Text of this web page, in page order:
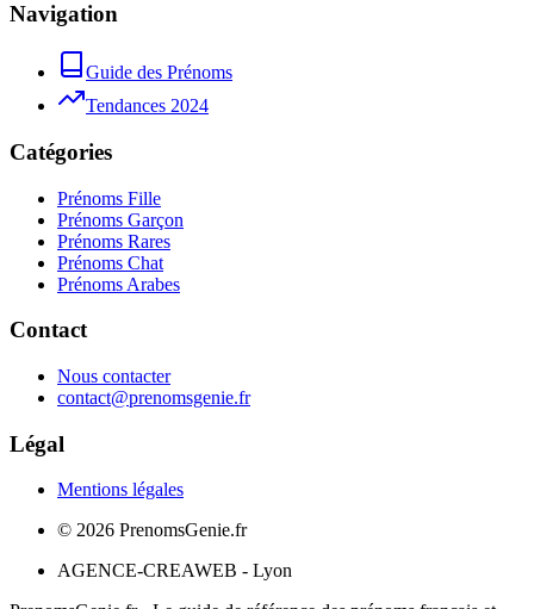
Navigation
Guide des Prénoms
Tendances 2024
Catégories
Prénoms Fille
Prénoms Garçon
Prénoms Rares
Prénoms Chat
Prénoms Arabes
Contact
Nous contacter
contact@prenomsgenie.fr
Légal
Mentions légales
© 2026 PrenomsGenie.fr
AGENCE-CREAWEB - Lyon